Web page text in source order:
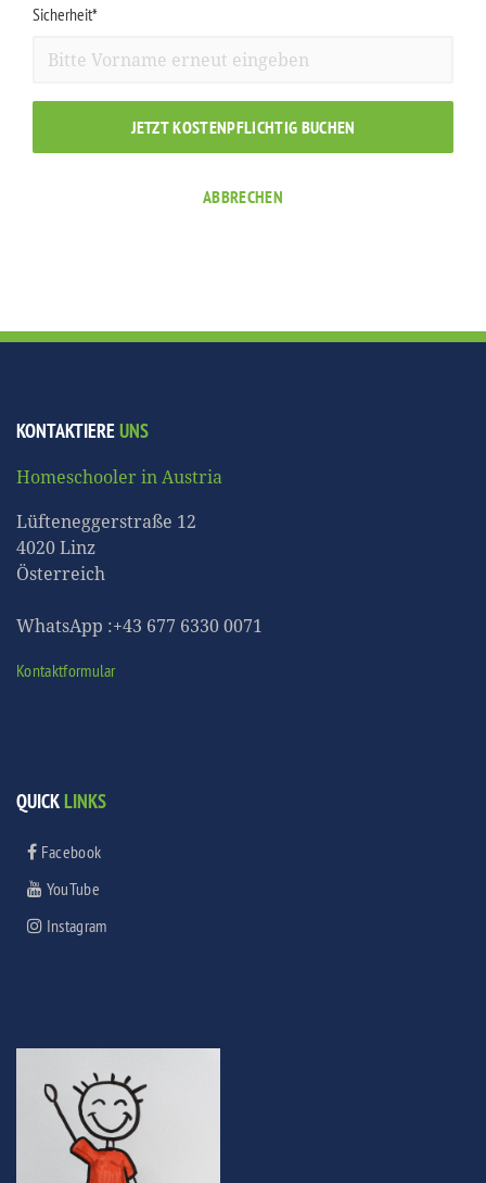
Sicherheit*
JETZT KOSTENPFLICHTIG BUCHEN
ABBRECHEN
KONTAKTIEREUNS
Homeschooler in Austria
Lüfteneggerstraße 12
4020 Linz
Österreich
WhatsApp :+43 677 6330 0071
Kontaktformular
QUICKLINKS
Facebook
YouTube
Instagram